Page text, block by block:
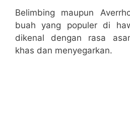
Belimbing maupun
buah yang populer di
dikenal dengan rasa
khas dan menyegarkan.